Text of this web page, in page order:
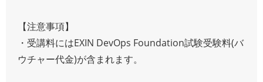
【注意事項】
・受講料にはEXIN DevOps Foundation試験受験料(バ
ウチャー代金)が含まれます。